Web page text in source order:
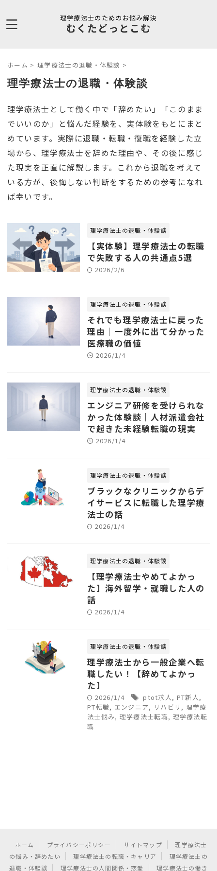
理学療法士のためのお悩み解決
むくたどっとこむ
ホーム > 理学療法士の退職・体験談 >
理学療法士の退職・体験談
理学療法士として働く中で「辞めたい」「このまま
でいいのか」と悩んだ経験を、実体験をもとにまと
めています。実際に退職・転職・復職を経験した立
場から、理学療法士を辞めた理由や、その後に感じ
た現実を正直に解説します。これから退職を考えて
いる方が、後悔しない判断をするための参考になれ
ば幸いです。
理学療法士の退職・体験談
【実体験】理学療法士の転職
で失敗する人の共通点5選
2026/2/6
理学療法士の退職・体験談
それでも理学療法士に戻った
理由｜一度外に出て分かった
医療職の価値
2026/1/4
理学療法士の退職・体験談
エンジニア研修を受けられな
かった体験談｜人材派遣会社
で起きた未経験転職の現実
2026/1/4
理学療法士の退職・体験談
ブラックなクリニックからデ
イサービスに転職した理学療
法士の話
2026/1/4
理学療法士の退職・体験談
【理学療法士やめてよかっ
た】海外留学・就職した人の
話
2026/1/4
理学療法士の退職・体験談
理学療法士から一般企業へ転
職したい！【辞めてよかっ
た】
2026/1/4 ptot求人, PT新人,
PT転職, エンジニア, リハビリ , 理学療
法士悩み, 理学療法士転職, 理学療法転
職
ホーム プライバシーポリシー サイトマップ
理学療法士
の悩み・辞めたい
理学療法士の転職・キャリア
理学療法士の
退職・体験談
理学療法士の人間関係・恋愛 理学療法士の働き